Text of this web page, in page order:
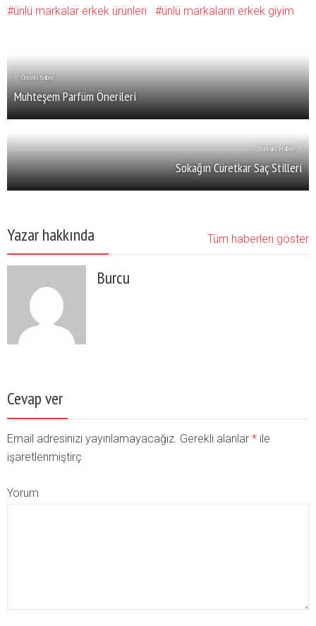
ünlü markalar erkek ürünleri
ünlü markaların erkek giyim
Önceki haber
Muhteşem Parfüm Önerileri
Sonraki Haber
Sokağın Cüretkar Saç Stilleri
Yazar hakkında Tüm haberleri göster
Burcu
Cevap ver
Email adresinizi yayınlamayacağız. Gerekli alanlar * ile
işaretlenmiştirç
Yorum